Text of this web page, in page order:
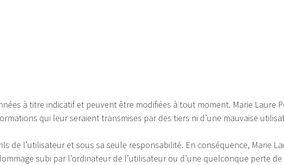
à titre indicatif et peuvent être modifiées à tout moment. Marie Laure
qui leur seraient transmises par des tiers ni d’une mauvaise
de l’utilisateur et sous sa seule responsabilité. En conséquence, Marie
subi par l’ordinateur de l’utilisateur ou d’une quelconque perte